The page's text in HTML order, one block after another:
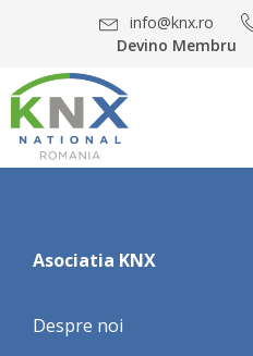
info@knx.ro
Devino Membru
Asociatia KNX
Despre noi